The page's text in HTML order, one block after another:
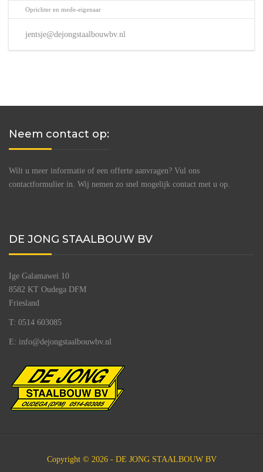
Oprichter en mede-eigenaar
jentsje@dejongstaalbouwbv.nl
Neem contact op:
Wilt u meer informatie of een offerte aanvragen? Vul ons
contactformulier in. Wij nemen zo snel mogelijk contact met u op.
DE JONG STAALBOUW BV
Ige Galamawei 10
8582 KT Oudega DFM
Friesland
T: 0514 603085
E: info@dejongstaalbouwbv.nl
Copyright © 2026 - DE JONG STAALBOUW BV